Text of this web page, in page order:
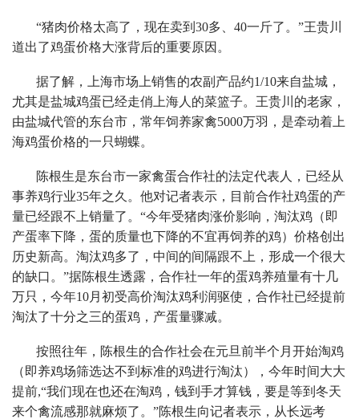
“猪肉价格太高了，现在卖到30多、40一斤了。”王贵川
道出了鸡蛋价格大涨背后的重要原因。
据了解，上海市场上销售的农副产品约1/10来自盐城，
尤其是盐城鸡蛋已经走俏上海人的菜篮子。王贵川的老家，
由盐城代管的东台市，常年饲养家禽5000万羽，是牵动着上
海鸡蛋价格的一只蝴蝶。
陈根生是东台市一家禽蛋合作社的法定代表人，已经从
事养鸡行业35年之久。他对记者表示，目前合作社鸡蛋的产
量已经跟不上销量了。“今年受猪肉涨价影响，淘汰鸡（即
产蛋率下降，蛋的质量也下降的不宜再饲养的鸡）价格创出
历史新高。淘汰鸡多了，中间的间隔跟不上，形成一个很大
的缺口。”据陈根生透露，合作社一年的蛋鸡养殖量有十几
万只，今年10月初受高价淘汰鸡利润驱使，合作社已经提前
淘汰了十分之三的蛋鸡，产蛋量骤减。
按照往年，陈根生的合作社会在元旦前半个月开始淘鸡
（即养鸡场筛选达不到标准的鸡进行淘汰），今年时间大大
提前,“我们现在也还在淘鸡，钱到手才算钱，要是等到冬天
来个禽流感那就麻烦了。”陈根生向记者表示，从长远考